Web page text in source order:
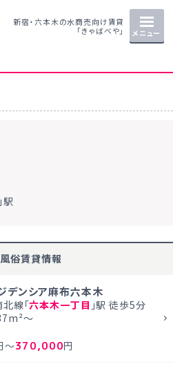
新宿・六本木の水商売向け賃貸
「きゃばべや」
メニュー
」駅
俗賃貸情報
デンシア麻布六本木
線「六本木一丁目 」駅 徒歩5分
～
～370,000円